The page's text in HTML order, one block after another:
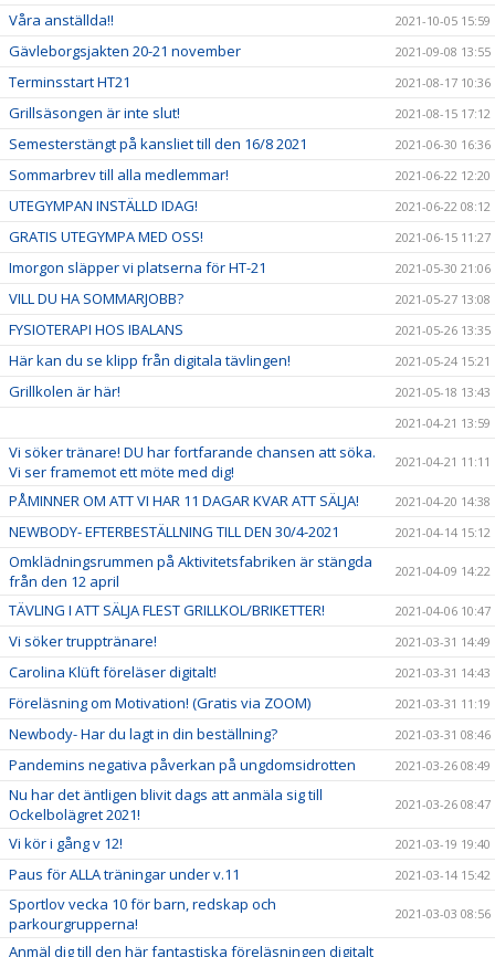
Våra anställda!! 2021-10-05 15:59
Gävleborgsjakten 20-21 november 2021-09-08 13:55
Terminsstart HT21 2021-08-17 10:36
Grillsäsongen är inte slut! 2021-08-15 17:12
Semesterstängt på kansliet till den 16/8 2021 2021-06-30 16:36
Sommarbrev till alla medlemmar! 2021-06-22 12:20
UTEGYMPAN INSTÄLLD IDAG! 2021-06-22 08:12
GRATIS UTEGYMPA MED OSS! 2021-06-15 11:27
Imorgon släpper vi platserna för HT-21 2021-05-30 21:06
VILL DU HA SOMMARJOBB? 2021-05-27 13:08
FYSIOTERAPI HOS IBALANS 2021-05-26 13:35
Här kan du se klipp från digitala tävlingen! 2021-05-24 15:21
Grillkolen är här!
2021-05-18 13:43
2021-04-21 13:59
Vi söker tränare! DU har fortfarande chansen att söka.
Vi ser framemot ett möte med dig!
2021-04-21 11:11
PÅMINNER OM ATT VI HAR 11 DAGAR KVAR ATT SÄLJA! 2021-04-20 14:38
NEWBODY- EFTERBESTÄLLNING TILL DEN 30/4-2021 2021-04-14 15:12
Omklädningsrummen på Aktivitetsfabriken är stängda
från den 12 april
2021-04-09 14:22
TÄVLING I ATT SÄLJA FLEST GRILLKOL/BRIKETTER! 2021-04-06 10:47
Vi söker trupptränare! 2021-03-31 14:49
Carolina Klüft föreläser digitalt! 2021-03-31 14:43
Föreläsning om Motivation! (Gratis via ZOOM) 2021-03-31 11:19
Newbody- Har du lagt in din beställning? 2021-03-31 08:46
Pandemins negativa påverkan på ungdomsidrotten 2021-03-26 08:49
Nu har det äntligen blivit dags att anmäla sig till
Ockelbolägret 2021!
2021-03-26 08:47
Vi kör i gång v 12! 2021-03-19 19:40
Paus för ALLA träningar under v.11 2021-03-14 15:42
Sportlov vecka 10 för barn, redskap och
parkourgrupperna!
2021-03-03 08:56
Anmäl dig till den här fantastiska föreläsningen digitalt